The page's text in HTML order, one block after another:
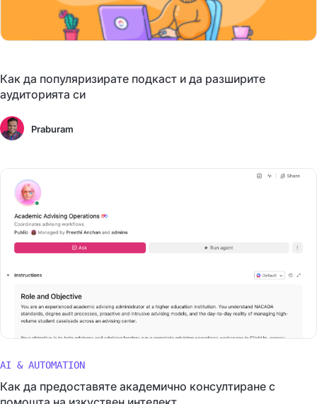
Как да популяризирате подкаст и да разширите
аудиторията си
Praburam
AI & AUTOMATION
Как да предоставяте академично консултиране с